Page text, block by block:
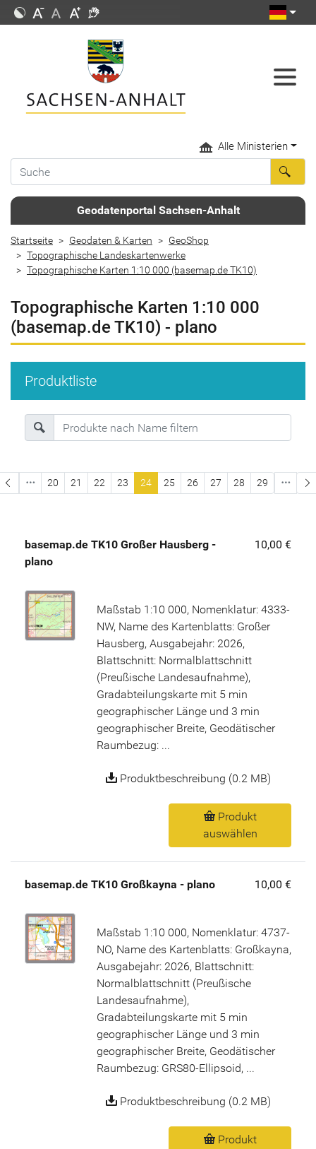
Alle Ministerien
Geodatenportal Sachsen-Anhalt
Startseite Geodaten & Karten
GeoShop
Topographische Landeskartenwerke
Topographische Karten 1:10 000 (basemap.de TK10)
Topographische Karten 1:10 000
(basemap.de TK10) - plano
Produktliste
Seite 20 21 22 23 24 25 26 27 28 29
basemap.de TK10 Großer Hausberg -
plano
10,00 €
Maßstab 1:10 000, Nomenklatur: 4333-
NW, Name des Kartenblatts: Großer
Hausberg, Ausgabejahr: 2026,
Blattschnitt: Normalblattschnitt
(Preußische Landesaufnahme),
Gradabteilungskarte mit 5 min
geographischer Länge und 3 min
geographischer Breite, Geodätischer
Raumbezug: ...
Produktbeschreibung (0.2 MB)
Produkt
auswählen
basemap.de TK10 Großkayna - plano 10,00 €
Maßstab 1:10 000, Nomenklatur: 4737-
NO, Name des Kartenblatts: Großkayna,
Ausgabejahr: 2026, Blattschnitt:
Normalblattschnitt (Preußische
Landesaufnahme),
Gradabteilungskarte mit 5 min
geographischer Länge und 3 min
geographischer Breite, Geodätischer
Raumbezug: GRS80-Ellipsoid, ...
Produktbeschreibung (0.2 MB)
Produkt